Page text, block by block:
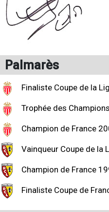
Palmarès
Finaliste Coupe de la
Trophée des
Champion de France
Vainqueur Coupe de la
Champion de France
Finaliste Coupe de